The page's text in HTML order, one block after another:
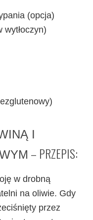
(opcja)
wytłoczyn)
I
– PRZEPIS:
w drobną
na oliwie. Gdy
przez